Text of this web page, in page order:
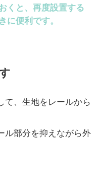
くと、再度設置する
に便利です。
て、生地をレールから
ル部分を抑えながら外